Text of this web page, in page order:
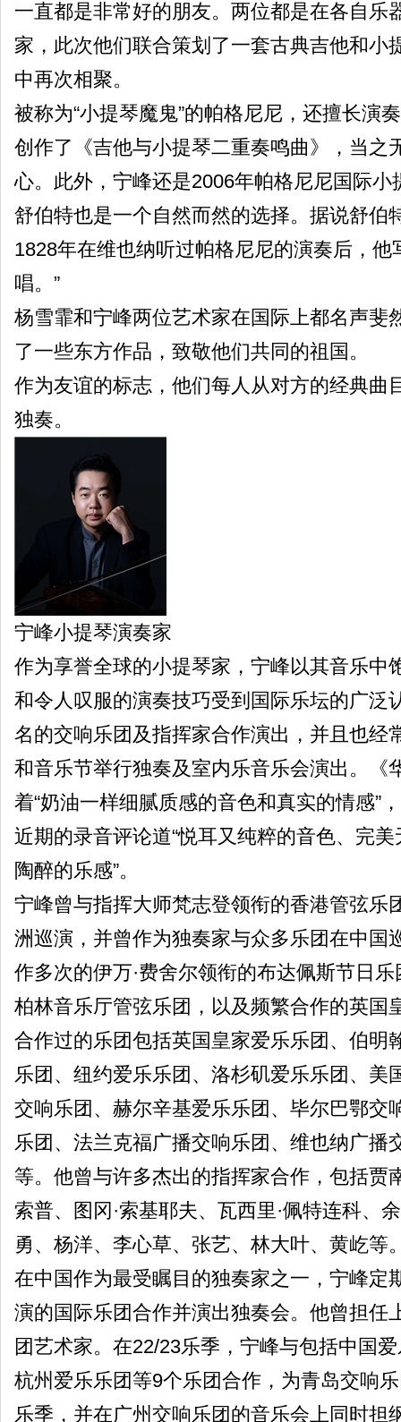
一直都是非常好的朋友。两位都是在各自乐
家，此次他们联合策划了一套古典吉他和小
中再次相聚。
被称为“小提琴魔鬼”的帕格尼尼，还擅长演
创作了《吉他与小提琴二重奏鸣曲》，当之
心。此外，宁峰还是2006年帕格尼尼国际小
舒伯特也是一个自然而然的选择。据说舒伯
1828年在维也纳听过帕格尼尼的演奏后，他
唱。”
杨雪霏和宁峰两位艺术家在国际上都名声斐
了一些东方作品，致敬他们共同的祖国。
作为友谊的标志，他们每人从对方的经典曲
独奏。
宁峰小提琴演奏家
作为享誉全球的小提琴家，宁峰以其音乐中
和令人叹服的演奏技巧受到国际乐坛的广泛
名的交响乐团及指挥家合作演出，并且也经
和音乐节举行独奏及室内乐音乐会演出。《
着“奶油一样细腻质感的音色和真实的情感”
近期的录音评论道“悦耳又纯粹的音色、完
陶醉的乐感”。
宁峰曾与指挥大师梵志登领衔的香港管弦乐
洲巡演，并曾作为独奏家与众多乐团在中国
作多次的伊万·费舍尔领衔的布达佩斯节日
柏林音乐厅管弦乐团，以及频繁合作的英国
合作过的乐团包括英国皇家爱乐乐团、伯明
乐团、纽约爱乐乐团、洛杉矶爱乐乐团、美
交响乐团、赫尔辛基爱乐乐团、毕尔巴鄂交
乐团、法兰克福广播交响乐团、维也纳广播
等。他曾与许多杰出的指挥家合作，包括贾
索普、图冈·索基耶夫、瓦西里·佩特连科、
勇、杨洋、李心草、张艺、林大叶、黄屹等
在中国作为最受瞩目的独奏家之一，宁峰定
演的国际乐团合作并演出独奏会。他曾担任
团艺术家。在22/23乐季，宁峰与包括中国
杭州爱乐乐团等9个乐团合作，为青岛交响
乐季，并在广州交响乐团的音乐会上同时担